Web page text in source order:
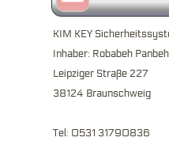
KIM KEY
Inhaber: Robabeh
Leipziger Straße 227
38124 Braunschweig
Tel: 0531 31790836